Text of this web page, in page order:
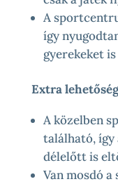
A
így
gyerekeket
Extra
A közelben
található, így
délelőtt is
Van mosdó